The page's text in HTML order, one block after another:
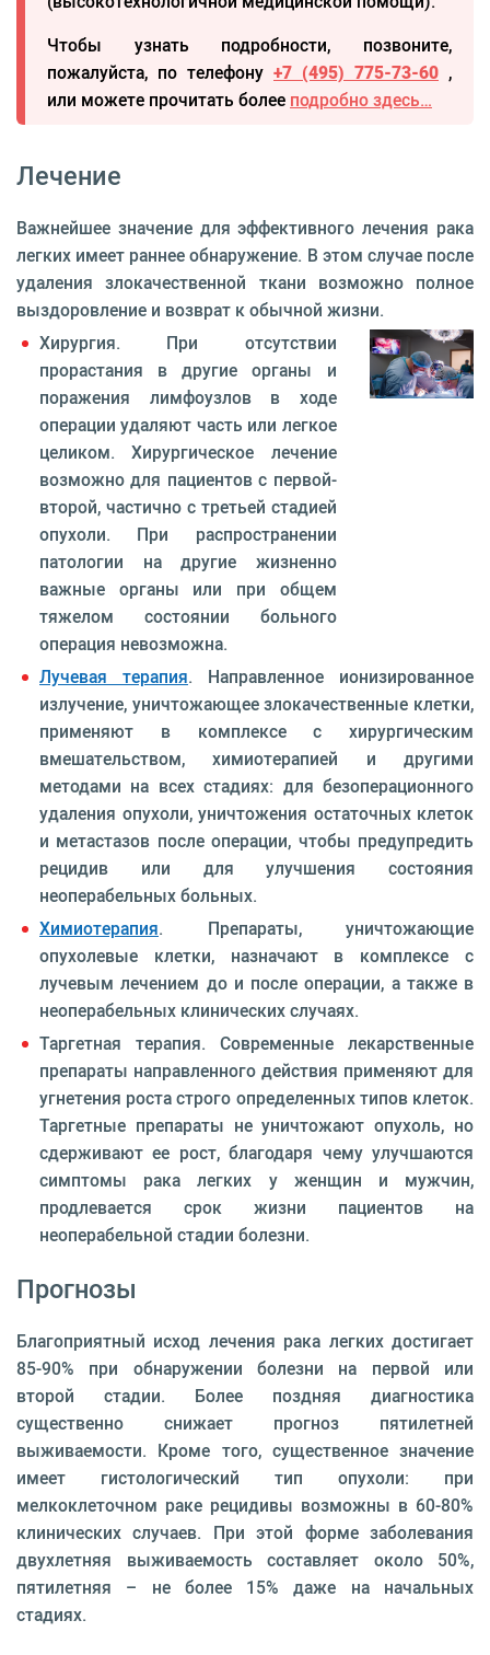
Чтобы узнать подробности, позвоните,
пожалуйста, по телефону +7 (495) 775-73-60 ,
или можете прочитать более подробно здесь…
Лечение
Важнейшее значение для эффективного лечения рака
легких имеет раннее обнаружение. В этом случае после
удаления злокачественной ткани возможно полное
выздоровление и возврат к обычной жизни.
Хирургия. При отсутствии
прорастания в другие органы и
поражения лимфоузлов в ходе
операции удаляют часть или легкое
целиком. Хирургическое лечение
возможно для пациентов с первой-
второй, частично с третьей стадией
опухоли. При распространении
патологии на другие жизненно
важные органы или при общем
тяжелом состоянии больного
операция невозможна.
Лучевая терапия. Направленное ионизированное
излучение, уничтожающее злокачественные клетки,
применяют в комплексе с хирургическим
вмешательством, химиотерапией и другими
методами на всех стадиях: для безоперационного
удаления опухоли, уничтожения остаточных клеток
и метастазов после операции, чтобы предупредить
рецидив или для улучшения состояния
неоперабельных больных.
Химиотерапия. Препараты, уничтожающие
опухолевые клетки, назначают в комплексе с
лучевым лечением до и после операции, а также в
неоперабельных клинических случаях.
Таргетная терапия. Современные лекарственные
препараты направленного действия применяют для
угнетения роста строго определенных типов клеток.
Таргетные препараты не уничтожают опухоль, но
сдерживают ее рост, благодаря чему улучшаются
симптомы рака легких у женщин и мужчин,
продлевается срок жизни пациентов на
неоперабельной стадии болезни.
Прогнозы
Благоприятный исход лечения рака легких достигает
85-90% при обнаружении болезни на первой или
второй стадии. Более поздняя диагностика
существенно снижает прогноз пятилетней
выживаемости. Кроме того, существенное значение
имеет гистологический тип опухоли: при
мелкоклеточном раке рецидивы возможны в 60-80%
клинических случаев. При этой форме заболевания
двухлетняя выживаемость составляет около 50%,
пятилетняя – не более 15% даже на начальных
стадиях.